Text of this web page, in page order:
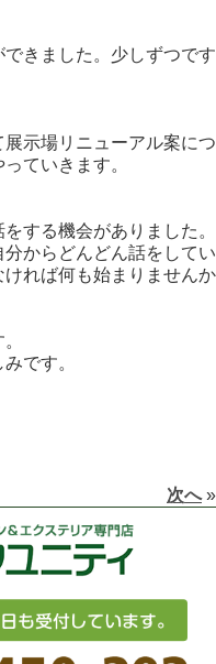
きました。少しずつです
示場リニューアル案につ
ていきます。
する機会がありました。
からどんどん話をしてい
れば何も始まりませんか
です。
次へ»